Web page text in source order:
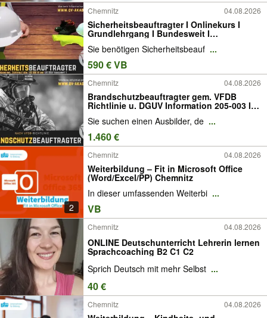
Chemnitz 04.08.2026
Sicherheitsbeauftragter I Onlinekurs I
Grundlehrgang I Bundesweit I
Präsenzkurs I Chemnitz I Zwickau I
Stollberg I Leipzig I SGB7 I DGUV I
Arbeitssicherheit
Sie benötigen Sicherheitsbeauf ...
590 € VB
Chemnitz 04.08.2026
Brandschutzbeauftragter gem. VFDB
Richtlinie u. DGUV Information 205-003 I
Feuerwehrausbildung
Sie suchen einen Ausbilder, de ...
1.460 €
2
Chemnitz 04.08.2026
Weiterbildung – Fit in Microsoft Office
(Word/Excel/PP) Chemnitz
In dieser umfassenden Weiterbi ...
VB
Chemnitz 04.08.2026
ONLINE Deutschunterricht Lehrerin lernen
Sprachcoaching B2 C1 C2
Sprich Deutsch mit mehr Selbst ...
40 €
Chemnitz 04.08.2026